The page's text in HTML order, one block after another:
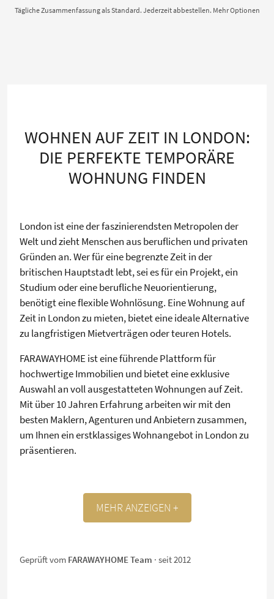
Tägliche Zusammenfassung als Standard. Jederzeit abbestellen. Mehr Optionen
WOHNEN AUF ZEIT IN LONDON:
DIE PERFEKTE TEMPORÄRE
WOHNUNG FINDEN
London ist eine der faszinierendsten Metropolen der
Welt und zieht Menschen aus beruflichen und privaten
Gründen an. Wer für eine begrenzte Zeit in der
britischen Hauptstadt lebt, sei es für ein Projekt, ein
Studium oder eine berufliche Neuorientierung,
benötigt eine flexible Wohnlösung. Eine Wohnung auf
Zeit in London zu mieten, bietet eine ideale Alternative
zu langfristigen Mietverträgen oder teuren Hotels.
FARAWAYHOME ist eine führende Plattform für
hochwertige Immobilien und bietet eine exklusive
Auswahl an voll ausgestatteten Wohnungen auf Zeit.
Mit über 10 Jahren Erfahrung arbeiten wir mit den
besten Maklern, Agenturen und Anbietern zusammen,
um Ihnen ein erstklassiges Wohnangebot in London zu
präsentieren.
MEHR ANZEIGEN +
Geprüft vom FARAWAYHOME Team · seit 2012